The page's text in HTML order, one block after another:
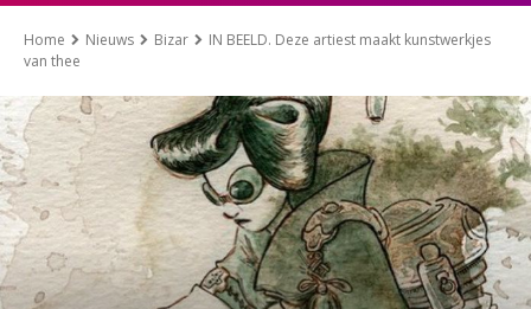
Home Nieuws Bizar
IN BEELD. Deze artiest maakt kunstwerkjes
van thee